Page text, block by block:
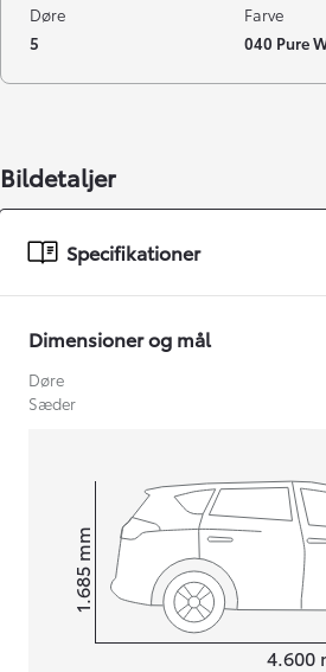
Døre
5
Farve
040 Pure
Bildetaljer
Specifikationer
Dimensioner og mål
Døre
Sæder
4.600
Højt1.685
mm